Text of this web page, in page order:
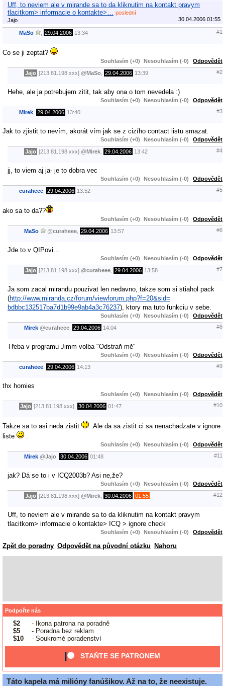
Uff, to neviem ale v mirande sa to da kliknutim na kontakt pravym
tlacitkom> informacie o kontakte>…
poslední
Jajo
30.04.2006 01:55
MaSo 29.04.2006 13:34 #1
Co se ji zeptat?
Souhlasím (+0) Nesouhlasím (-0) Odpovědět
Jajo [213.81.198.xxx] @MaSo 29.04.2006 13:39 #2
Hehe, ale ja potrebujem zitit, tak aby ona o tom nevedela :)
Souhlasím (+0) Nesouhlasím (-0) Odpovědět
Mirek 29.04.2006 13:40 #3
Jak to zjistit to nevím, akorát vím jak se z cizího contact listu smazat.
Souhlasím (+0) Nesouhlasím (-0) Odpovědět
Jajo [213.81.198.xxx] @Mirek 29.04.2006 13:42 #4
jj, to viem aj ja- je to dobra vec
Souhlasím (+0) Nesouhlasím (-0) Odpovědět
curaheee 29.04.2006 13:52 #5
ako sa to da??
Souhlasím (+0) Nesouhlasím (-0) Odpovědět
MaSo @curaheee 29.04.2006 13:57 #6
Jde to v QIPovi...
Souhlasím (+0) Nesouhlasím (-0) Odpovědět
Jajo [213.81.198.xxx] @curaheee 29.04.2006 13:58 #7
Ja som zacal mirandu pouzivat len nedavno, takze som si stiahol pack
(http://www.miranda.cz/forum/viewforum.php?f=20&sid=
bdbbc132517ba7d1b99e9ab4a3c76237), ktory ma tuto funkciu v sebe.
Souhlasím (+0) Nesouhlasím (-0) Odpovědět
Mirek @curaheee 29.04.2006 14:04 #8
Třeba v programu Jimm volba "Odstraň mě"
Souhlasím (+0) Nesouhlasím (-0) Odpovědět
curaheee 29.04.2006 14:13 #9
thx homies
Souhlasím (+0) Nesouhlasím (-0) Odpovědět
Jajo [213.81.198.xxx], 30.04.2006 01:47 #10
Takze sa to asi neda zistit
.Ale da sa zistit ci sa nenachadzate v ignore
liste
Souhlasím (+0) Nesouhlasím (-0) Odpovědět
Mirek @Jajo 30.04.2006 01:48 #11
jak? Dá se to i v ICQ2003b? Asi ne,že?
Souhlasím (+0) Nesouhlasím (-0) Odpovědět
Jajo [213.81.198.xxx] @Mirek 30.04.2006 01:55 #12
Uff, to neviem ale v mirande sa to da kliknutim na kontakt pravym
tlacitkom> informacie o kontakte> ICQ > ignore check
Souhlasím (+0) Nesouhlasím (-0) Odpovědět
Zpět do poradny Odpovědět na původní otázku Nahoru
Podpořte nás
$2
- Ikona patrona na poradně
$5
- Poradna bez reklam
$10
- Soukromé poradenství
STAŇTE SE PATRONEM
Táto kapela má milióny fanúšikov. Až na to, že neexistuje.